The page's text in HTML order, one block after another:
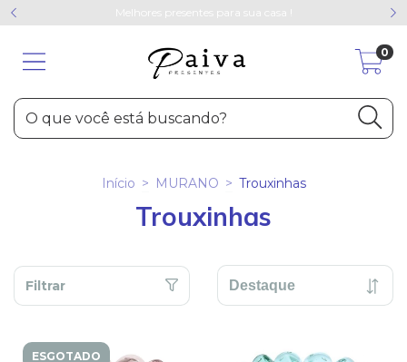
Melhores presentes para sua casa !
0
Início > MURANO > Trouxinhas
Trouxinhas
Filtrar
ESGOTADO